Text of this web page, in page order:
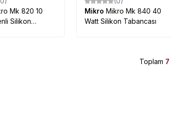
Mk 820 10
Silikon
Mikro Mikro Mk 840 40
Watt Silikon Tabancası
Toplam 7